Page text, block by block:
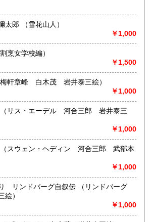
地下鉄鶴舞線
18:00
(仕入れのため不定休となる場合がござい
資料等扱っております。
古地図、刷り物など、視覚的に当時の様
、宅配便でのご送付のいずれも承りま
談ください。
然科学、美術工芸、国語国文、古典籍、
ブカルチャー、古書一般（その他）
天下豪傑 鬼小島彌太郎 （雪花山人）
￥1,000
（東京割烹女学校編）
￥1,500
国物語 （夢梅軒章峰 白木茂 岩井泰三絵）
￥1,000
￥1,000
￥1,000
バーグ自叙伝 （リンドバーグ
）
￥1,000